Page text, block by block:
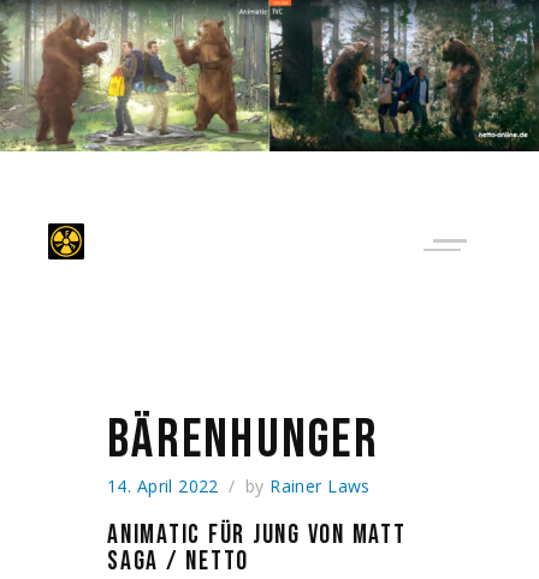
BÄRENHUNGER
14. April 2022 by Rainer Laws
ANIMATIC FÜR JUNG VON MATT
SAGA / NETTO